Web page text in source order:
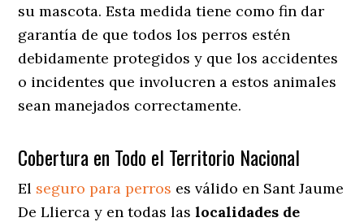
su mascota. Esta medida tiene como fin dar
garantía de que todos los perros estén
debidamente protegidos y que los accidentes
o incidentes que involucren a estos animales
sean manejados correctamente.
Cobertura en Todo el Territorio Nacional
El seguro para perros es válido en Sant Jaume
De Llierca y en todas laslocalidades de